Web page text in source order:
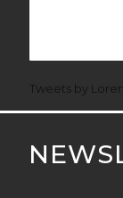
Tweets by